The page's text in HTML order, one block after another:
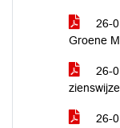
26-
Groene
26-
26-